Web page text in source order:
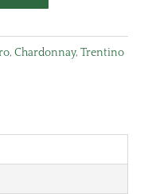
, Chardonnay, Trentino